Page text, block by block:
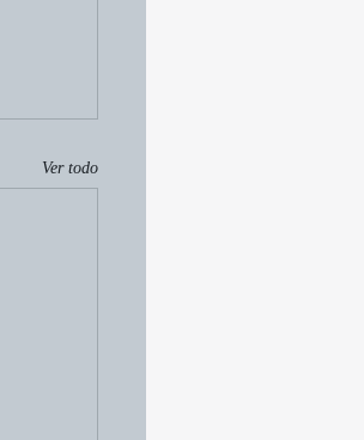
Ver todo